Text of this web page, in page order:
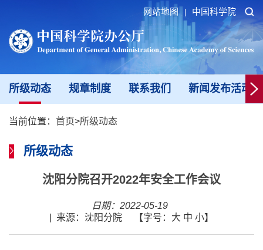
网站地图 中国科学院
所级动态 规章制度 联系我们 新闻发布活动
当前位置： 首页>所级动态
所级动态
沈阳分院召开2022年安全工作会议
日期：2022-05-19
来源：沈阳分院 【字号： 大 中 小】